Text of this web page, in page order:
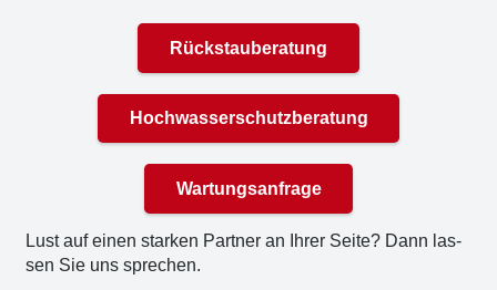
Rückstauberatung
Hochwasserschutzberatung
Wartungsanfrage
Lust auf einen star­ken Part­ner an Ihrer Sei­te? Dann las­
sen Sie uns spre­chen.